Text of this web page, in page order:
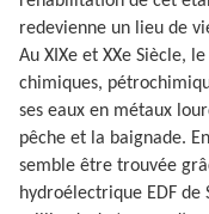
redevienne un lieu de
Au XIXe et XXe Siècle,
chimiques,
ses eaux en métaux
pêche et la baignade.
semble être trouvée
hydroélectrique EDF de